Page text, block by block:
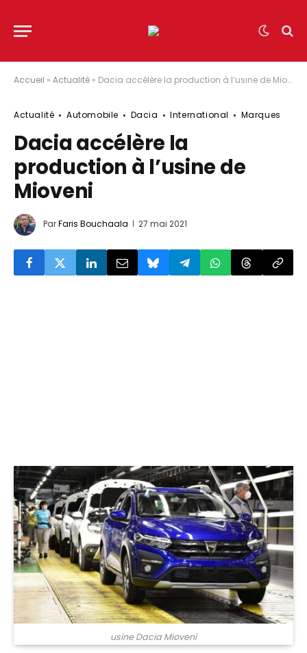
Accueil » Actualité » Dacia accélère la production à l’usine de Mioveni
Actualité Automobile Dacia International Marques
Dacia accélère la
production à l’usine de
Mioveni
ParFaris Bouchaala 27 mai 2021
usine Dacia Mioveni